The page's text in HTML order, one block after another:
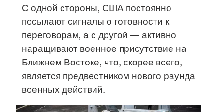
С одной стороны, США постоянно
посылают сигналы о готовности к
переговорам, а с другой — активно
наращивают военное присутствие на
Ближнем Востоке, что, скорее всего,
является предвестником нового раунда
военных действий.